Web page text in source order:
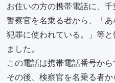
お住いの方の携帯電話に、
警察官を名乗る者から、「
犯罪に使われている。」等
ました。
この電話は携帯電話番号から
その後、検察官を名乗る者